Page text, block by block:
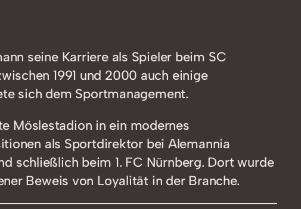
seine Karriere als Spieler beim SC
1991 und 2000 auch einige
sich dem Sportmanagement.
Möslestadion in ein modernes
als Sportdirektor bei Alemannia
schließlich beim 1. FC Nürnberg. Dort wurde
Beweis von Loyalität in der Branche.